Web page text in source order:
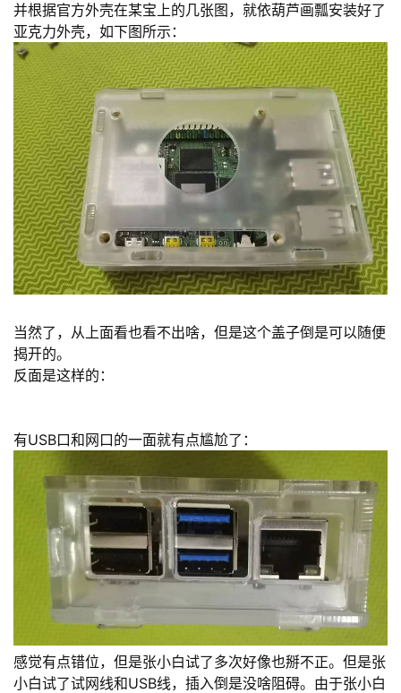
动
关
的
开
发
者
学
堂
我
的
课
我
的
证
我
实
验
的
收
我
的
Programs
我
的
支
持
我
的
术
持
我
云
建
议
并根据官方外壳在某宝上的几张图，就依葫芦画瓢安装好了
亚克力外壳，如下图所示：
当然了，从上面看也看不出啥，但是这个盖子倒是可以随便
揭开的。
反面是这样的：
有USB口和网口的一面就有点尴尬了：
感觉有点错位，但是张小白试了多次好像也掰不正。但是张
小白试了试网线和USB线，插入倒是没啥阻碍。由于张小白